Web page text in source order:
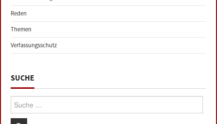
Reden
Themen
Verfassungsschutz
SUCHE
Suche: